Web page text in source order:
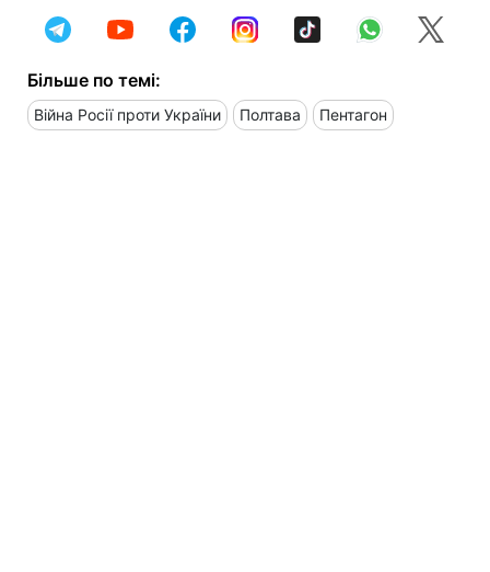
Більше по темі:
Війна Росії проти України Полтава Пентагон